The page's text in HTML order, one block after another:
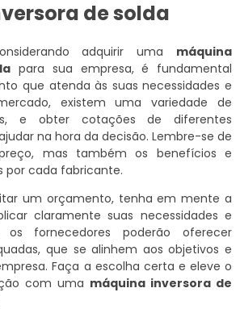
de solda
adquirir uma máquina
para sua empresa, é fundamental
que atenda às suas necessidades e
existem uma variedade de
e obter cotações de diferentes
na hora da decisão. Lembre-se de
mas também os benefícios e
por cada fabricante.
um orçamento, tenha em mente a
claramente suas necessidades e
os fornecedores poderão oferecer
que se alinhem aos objetivos e
Faça a escolha certa e eleve o
com uma máquina inversora de